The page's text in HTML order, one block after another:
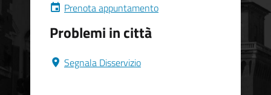
Prenota appuntamento
Problemi in città
Segnala Disservizio